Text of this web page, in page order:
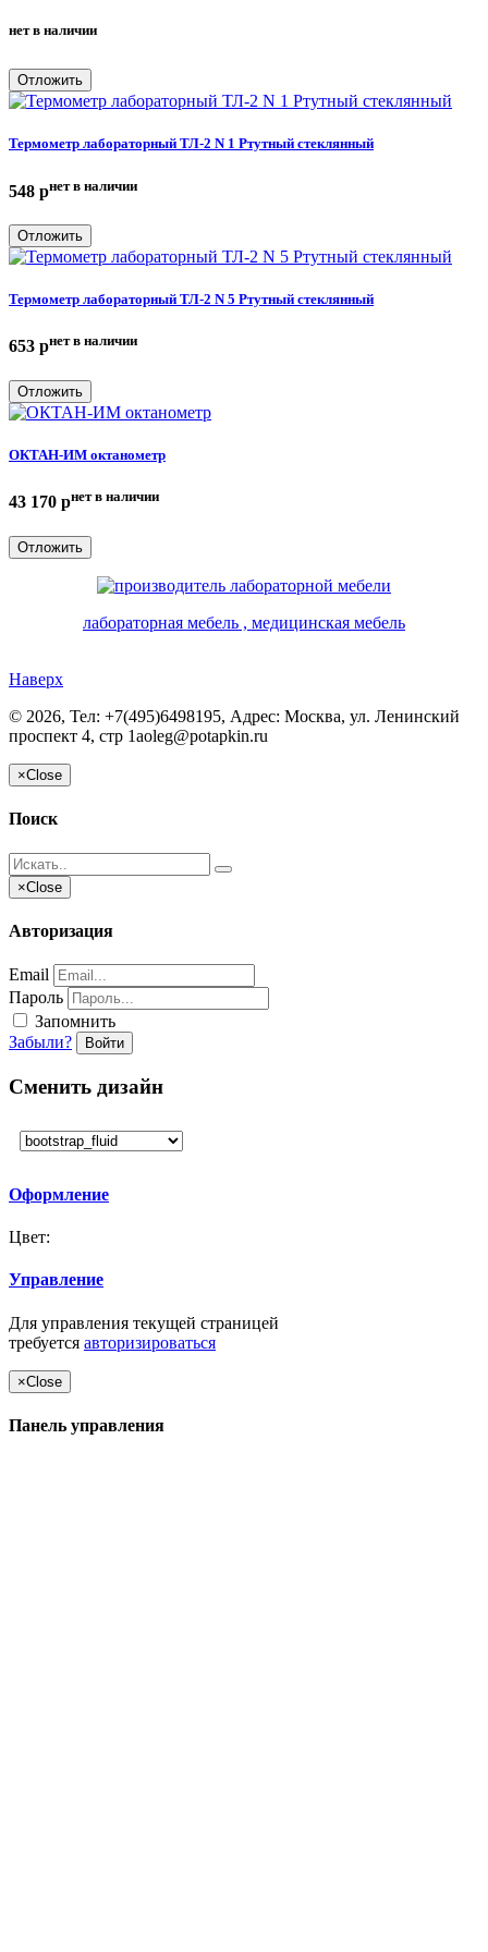
нет в наличии
Отложить
Термометр лабораторный ТЛ-2 N 1 Ртутный стеклянный
548 pнет в наличии
Отложить
Термометр лабораторный ТЛ-2 N 5 Ртутный стеклянный
653 pнет в наличии
Отложить
ОКТАН-ИМ октанометр
43 170 pнет в наличии
Отложить
лабораторная мебель , медицинская мебель
Наверх
© 2026, Тел: +7(495)6498195, Адрес: Москва, ул. Ленинский
проспект 4, стр 1аoleg@potapkin.ru
×Close
Поиск
×Close
Авторизация
Email
Пароль
Запомнить
Забыли?
Войти
Сменить дизайн
Оформление
Цвет:
Управление
Для управления текущей страницей
требуется авторизироваться
×Close
Панель управления